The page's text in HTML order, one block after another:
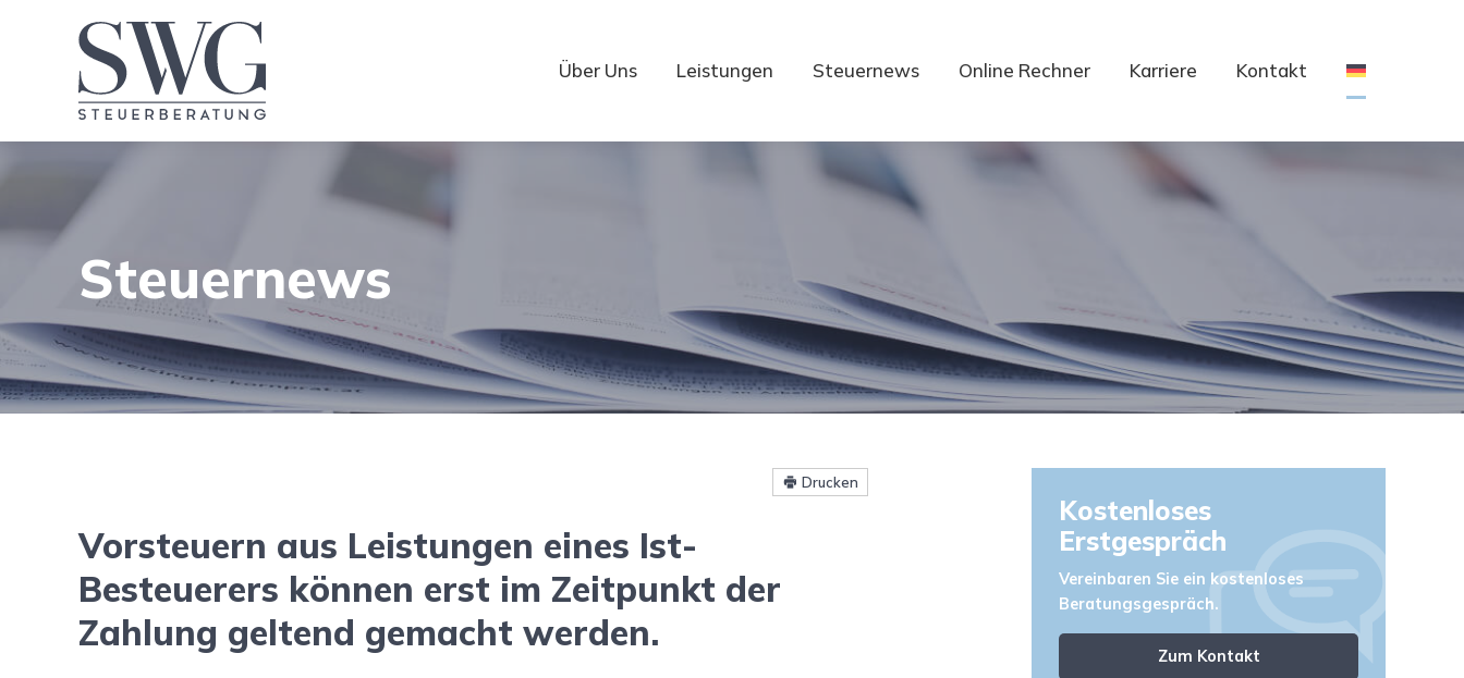
Über Uns Leistungen Steuernews Online Rechner Karriere Kontakt
Steuernews
Drucken
Vorsteuern aus Leistungen eines Ist-
Besteuerers können erst im Zeitpunkt der
Zahlung geltend gemacht werden.
Kostenloses
Erstgespräch
Vereinbaren Sie ein kostenloses
Beratungsgespräch.
Zum Kontakt